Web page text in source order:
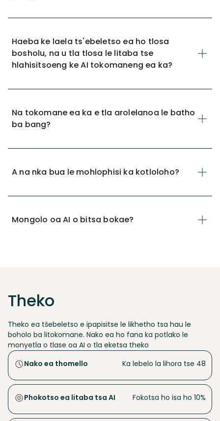
Haeba ke laela ts'ebeletso ea ho tlosa
bosholu, na u tla tlosa le litaba tse
hlahisitsoeng ke AI tokomaneng ea ka?
Na tokomane ea ka e tla arolelanoa le batho
ba bang?
A na nka bua le mohlophisi ka kotloloho?
Mongolo oa AI o bitsa bokae?
Theko
Theko ea tšebeletso e ipapisitse le likhetho tsa hau le
boholo ba litokomane. Nako ea ho fana ka potlako le
monyetla o tlase oa AI o tla eketsa theko
Nako ea thomello
Ka lebelo la lihora tse 48
Phokotso ea litaba tsa AI Fokotsa ho isa ho 10%